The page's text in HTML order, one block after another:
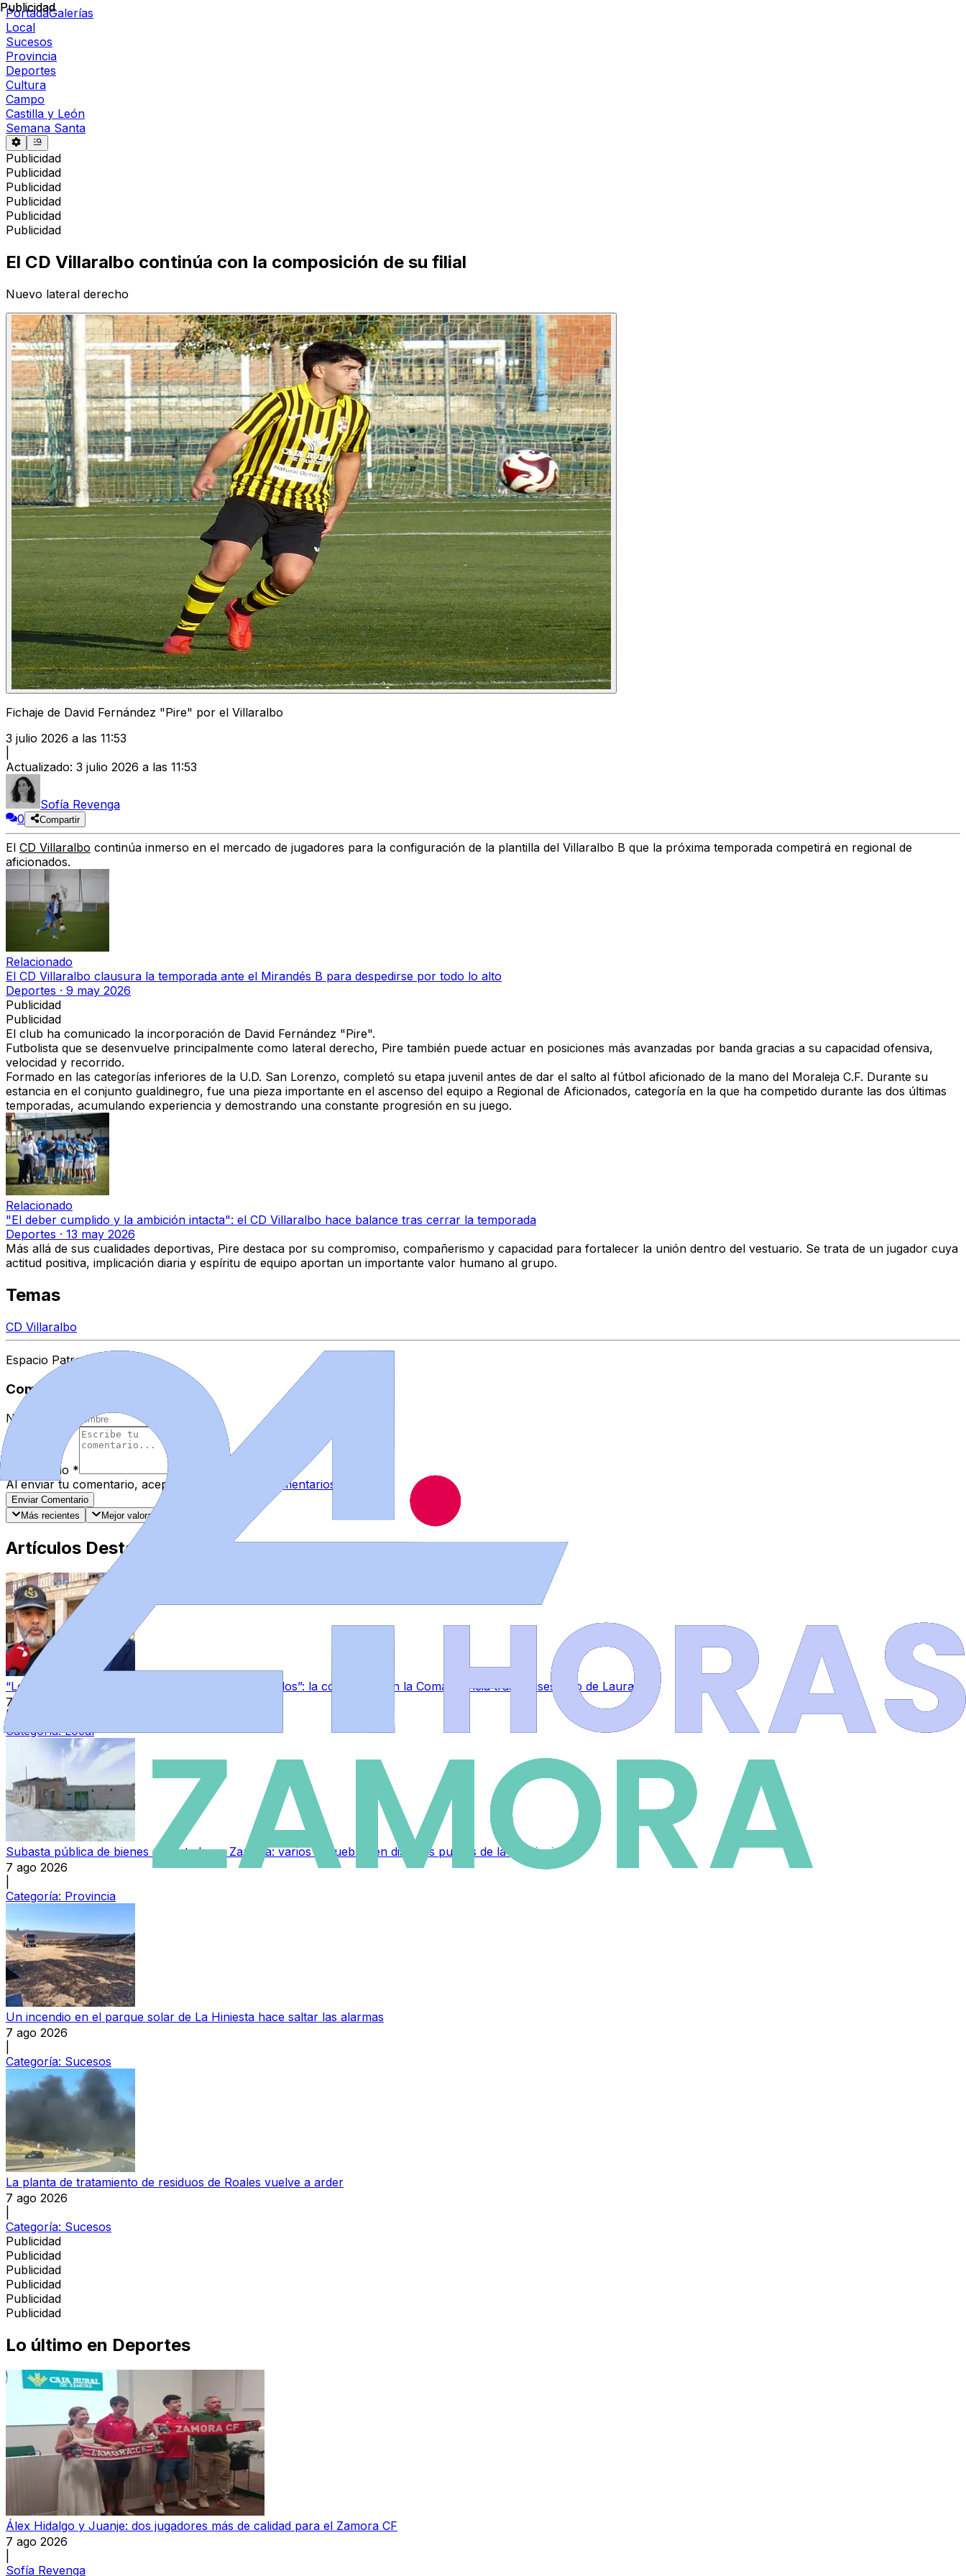
PortadaGalerías
Local
Sucesos
Provincia
Deportes
Cultura
Campo
Castilla y León
Semana Santa
Publicidad
Publicidad
Publicidad
Publicidad
Publicidad
Publicidad
Publicidad
El CD Villaralbo continúa con la composición de su filial
Nuevo lateral derecho
Fichaje de David Fernández "Pire" por el Villaralbo
3 julio 2026 a las 11:53
Actualizado: 3 julio 2026 a las 11:53
Sofía Revenga
0
Compartir
El CD Villaralbo continúa inmerso en el mercado de jugadores para la configuración de la plantilla del Villaralbo B que la próxima temporada competirá en regional de
aficionados.
Relacionado
El CD Villaralbo clausura la temporada ante el Mirandés B para despedirse por todo lo alto
Deportes · 9 may 2026
Publicidad
Publicidad
El club ha comunicado la incorporación de David Fernández "Pire".
Futbolista que se desenvuelve principalmente como lateral derecho, Pire también puede actuar en posiciones más avanzadas por banda gracias a su capacidad ofensiva,
velocidad y recorrido.
Formado en las categorías inferiores de la U.D. San Lorenzo, completó su etapa juvenil antes de dar el salto al fútbol aficionado de la mano del Moraleja C.F. Durante su
estancia en el conjunto gualdinegro, fue una pieza importante en el ascenso del equipo a Regional de Aficionados, categoría en la que ha competido durante las dos últimas
temporadas, acumulando experiencia y demostrando una constante progresión en su juego.
Relacionado
"El deber cumplido y la ambición intacta": el CD Villaralbo hace balance tras cerrar la temporada
Deportes · 13 may 2026
Más allá de sus cualidades deportivas, Pire destaca por su compromiso, compañerismo y capacidad para fortalecer la unión dentro del vestuario. Se trata de un jugador cuya
actitud positiva, implicación diaria y espíritu de equipo aportan un importante valor humano al grupo.
Temas
CD Villaralbo
Espacio Patrocinado
Comentarios
Nombre
Comentario *
Al enviar tu comentario, aceptas las
normas de comentarios
Enviar Comentario
Más recientes
Mejor valorados
Artículos Destacados
“Los guardias civiles de Zamora estamos destrozados”: la conmoción en la Comandancia tras el asesinato de Laura
7 ago 2026
|
Categoría:Local
Subasta pública de bienes del Estado en Zamora: varios inmuebles en distintos puntos de la provincia
7 ago 2026
Categoría: Provincia
Un incendio en el parque solar de La Hiniesta hace saltar las alarmas
7 ago 2026
Categoría: Sucesos
La planta de tratamiento de residuos de Roales vuelve a arder
7 ago 2026
Categoría: Sucesos
Publicidad
Publicidad
Publicidad
Publicidad
Publicidad
Publicidad
Lo último en Deportes
Álex Hidalgo y Juanje: dos jugadores más de calidad para el Zamora CF
7 ago 2026
Sofía Revenga
Publicidad